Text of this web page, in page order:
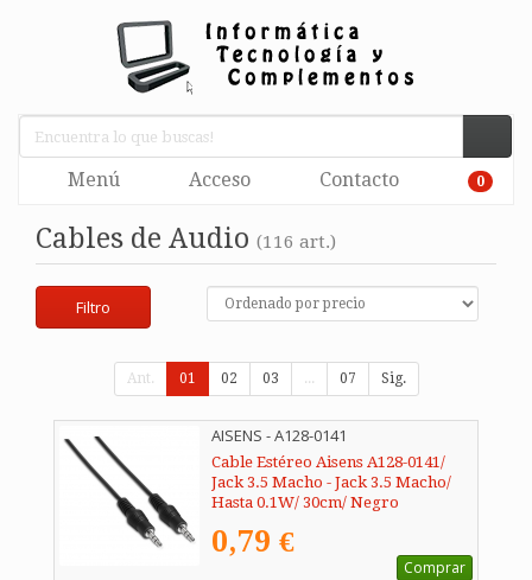
Menú Acceso Contacto 0
Cables de Audio (116 art.)
Filtro
Ant. 01 02 03 ... 07 Sig.
AISENS - A128-0141
Cable Estéreo Aisens A128-0141/
Jack 3.5 Macho - Jack 3.5 Macho/
Hasta 0.1W/ 30cm/ Negro
0,79 €
Comprar